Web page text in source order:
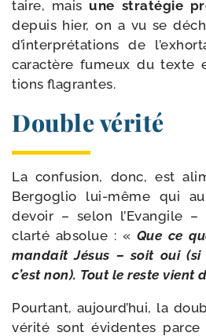
taire, mais une stra­té­gie
depuis hier, on a vu se
d’in­ter­pré­ta­tions de
carac­tère fumeux du texte
tions flagrantes.
Double vérité
La confu­sion, donc, est
Bergoglio lui-​même qui
devoir – selon l’Evangile
clar­té abso­lue : « Que ce
man­dait Jésus – soit oui (si
c’est non). Tout le reste vient
Pourtant, aujourd’­hui, la
véri­té sont évi­dentes